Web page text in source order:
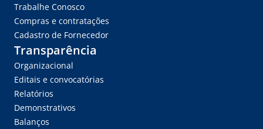
Trabalhe Conosco
Compras e contratações
Cadastro de Fornecedor
Transparência
Organizacional
Editais e convocatórias
Relatórios
Demonstrativos
Balanços